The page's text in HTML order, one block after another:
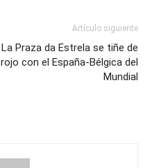
Artículo siguiente
La Praza da Estrela se tiñe de
rojo con el España-Bélgica del
Mundial